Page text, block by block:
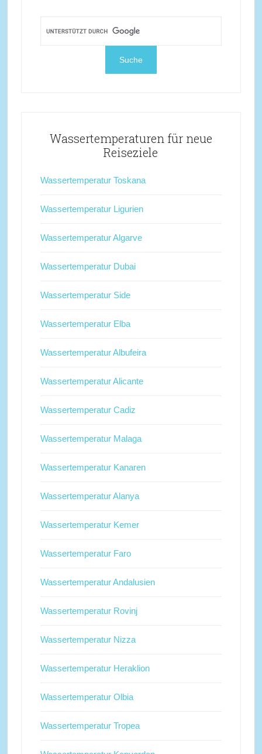
Wassertemperaturen für neue
Reiseziele
Wassertemperatur Toskana
Wassertemperatur Ligurien
Wassertemperatur Algarve
Wassertemperatur Dubai
Wassertemperatur Side
Wassertemperatur Elba
Wassertemperatur Albufeira
Wassertemperatur Alicante
Wassertemperatur Cadiz
Wassertemperatur Malaga
Wassertemperatur Kanaren
Wassertemperatur Alanya
Wassertemperatur Kemer
Wassertemperatur Faro
Wassertemperatur Andalusien
Wassertemperatur Rovinj
Wassertemperatur Nizza
Wassertemperatur Heraklion
Wassertemperatur Olbia
Wassertemperatur Tropea